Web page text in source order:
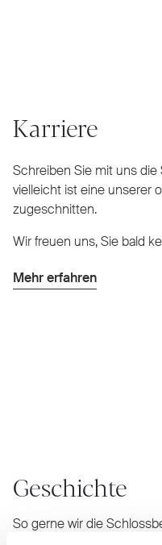
Karriere
Schreiben Sie mit uns
vielleicht ist eine unserer
zugeschnitten.
Wir freuen uns, Sie bald
Mehr erfahren
Geschichte
So gerne wir die